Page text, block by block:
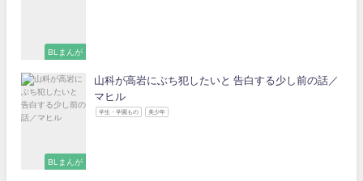
BLまんが
BLまんが
山科が高岩にぶち犯したいと 告白する少し前の話／
マヒル
学生・学園もの 美少年